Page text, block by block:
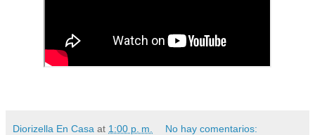
Diorizella En Casa at 1:00 p. m. No hay comentarios: